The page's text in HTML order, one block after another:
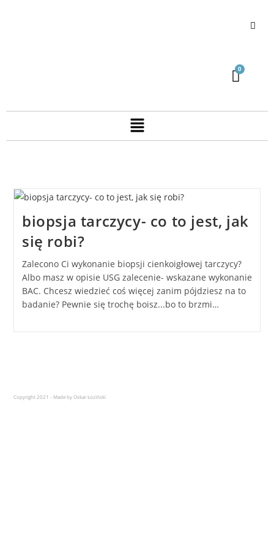
biopsja tarczycy- co to jest, jak
się robi?
Zalecono Ci wykonanie biopsji cienkoigłowej tarczycy?
Albo masz w opisie USG zalecenie- wskazane wykonanie
BAC. Chcesz wiedzieć coś więcej zanim pójdziesz na to
badanie? Pewnie się trochę boisz...bo to brzmi…
Copyright 2021 - Made by Oskar Łoziński